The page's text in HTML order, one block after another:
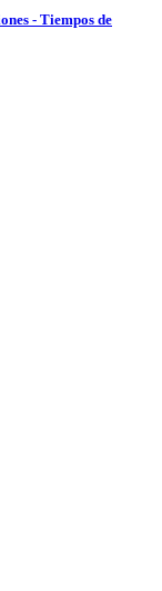
- Tiempos de